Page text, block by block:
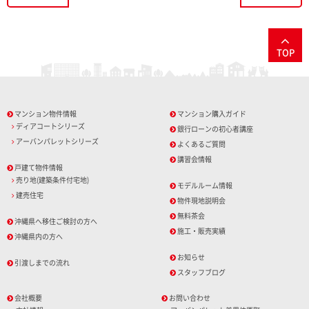
TOP
マンション物件情報
ディアコートシリーズ
アーバンパレットシリーズ
戸建て物件情報
売り地(建築条件付宅地)
建売住宅
沖縄県へ移住ご検討の方へ
沖縄県内の方へ
引渡しまでの流れ
マンション購入ガイド
銀行ローンの初心者講座
よくあるご質問
講習会情報
モデルルーム情報
物件現地説明会
無料茶会
施工・販売実績
お知らせ
スタッフブログ
会社概要
お問い合わせ